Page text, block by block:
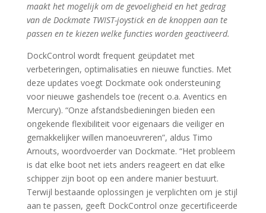
maakt het mogelijk om de gevoeligheid en het gedrag
van de Dockmate TWIST-joystick en de knoppen aan te
passen en te kiezen welke functies worden geactiveerd.
DockControl wordt frequent geüpdatet met
verbeteringen, optimalisaties en nieuwe functies. Met
deze updates voegt Dockmate ook ondersteuning
voor nieuwe gashendels toe (recent o.a. Aventics en
Mercury). “Onze afstandsbedieningen bieden een
ongekende flexibiliteit voor eigenaars die veiliger en
gemakkelijker willen manoeuvreren”, aldus Timo
Arnouts, woordvoerder van Dockmate. “Het probleem
is dat elke boot net iets anders reageert en dat elke
schipper zijn boot op een andere manier bestuurt.
Terwijl bestaande oplossingen je verplichten om je stijl
aan te passen, geeft DockControl onze gecertificeerde